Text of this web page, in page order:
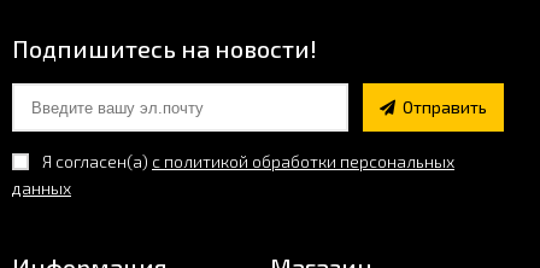
Хаб
Поддержка
Подпишитесь на новости!
Отправить
Я согласен(a) с политикой обработки персональных
данных